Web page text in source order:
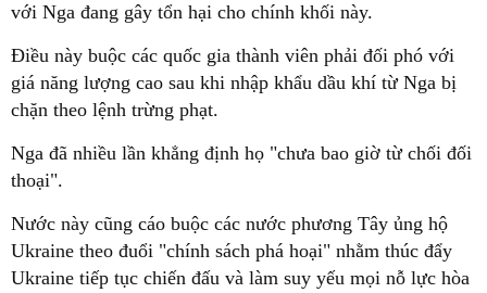
với Nga đang gây tổn hại cho chính khối này.
Điều này buộc các quốc gia thành viên phải đối phó với
giá năng lượng cao sau khi nhập khẩu dầu khí từ Nga bị
chặn theo lệnh trừng phạt.
Nga đã nhiều lần khẳng định họ "chưa bao giờ từ chối đối
thoại".
Nước này cũng cáo buộc các nước phương Tây ủng hộ
Ukraine theo đuổi "chính sách phá hoại" nhằm thúc đẩy
Ukraine tiếp tục chiến đấu và làm suy yếu mọi nỗ lực hòa